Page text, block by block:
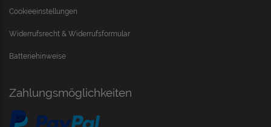
Cookieeinstellungen
Widerrufsrecht & Widerrufsformular
Batteriehinweise
Zahlungsmöglichkeiten